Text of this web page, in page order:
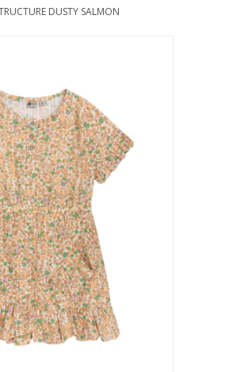
DUSTY SALMON